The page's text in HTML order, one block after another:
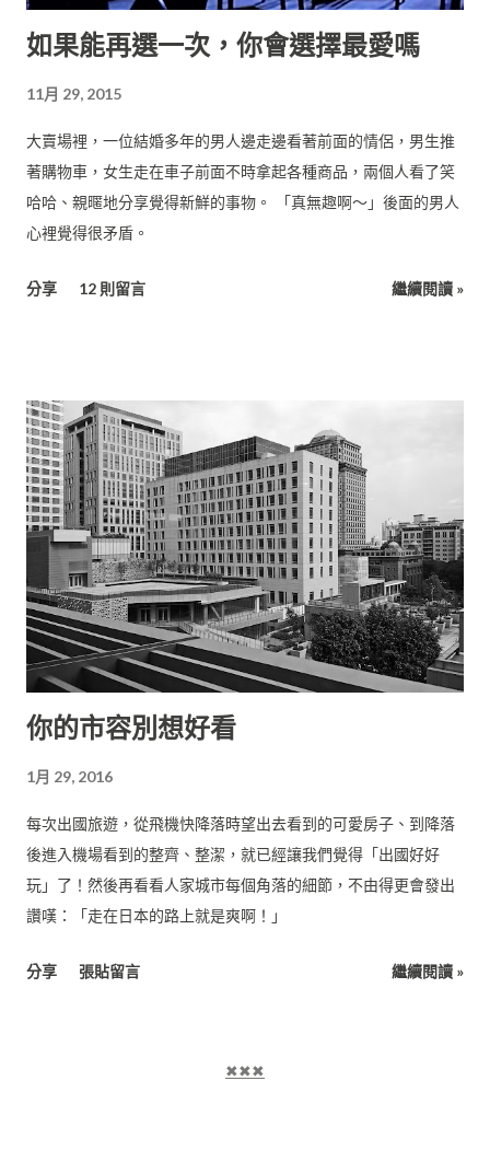
讓大家看到超真實的恐龍。 《阿凡達》（Avatar, 2009）讓大家
看到了超炫麗的外星世界。 這些前所未見的經典元素，讓往後的
略，都已經見怪不怪了吧。 這三部片的導演因此成為歷史上最知
名的導演： 喬治．盧卡斯 史蒂芬．史匹柏 詹姆斯．卡麥隆 而這
三部片則都各自間隔16年，算是一個有趣的巧合。 你可能以為，
最大場面的電影一定花最多錢吧，要請很多臨時演員不是嗎？ 但
實際上並不是，影史最貴的片是像《加勒比海盜》、《復仇者聯
去製作電腦動畫。 現代的電影預算主要是貴在「明星」、「場景
如果能再選一次，你會選擇最愛嗎
11月 29, 2015
大賣場裡，一位結婚多年的男人邊走邊看著前面的情侶，男生推
著購物車，女生走在車子前面不時拿起各種商品，兩個人看了笑
哈哈、親暱地分享覺得新鮮的事物。 「真無趣啊～」後面的男人
心裡覺得很矛盾。
分享 12 則留言 繼續閱讀 »
你的市容別想好看
1月 29, 2016
每次出國旅遊，從飛機快降落時望出去看到的可愛房子、到降落
後進入機場看到的整齊、整潔，就已經讓我們覺得「出國好好
玩」了！然後再看看人家城市每個角落的細節，不由得更會發出
讚嘆：「走在日本的路上就是爽啊！」
分享 張貼留言 繼續閱讀 »
✖✖✖